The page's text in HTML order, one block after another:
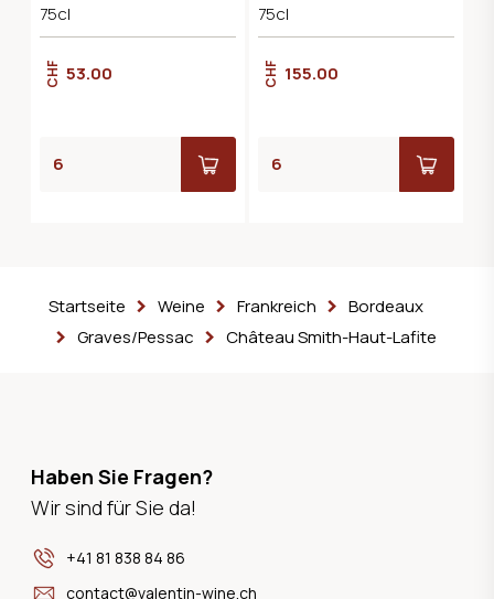
75cl
CHF 53.00
75cl
CHF 155.00
Startseite Weine Frankreich
Bordeaux
Graves/Pessac
Château Smith-Haut-Lafite
Haben Sie Fragen?
Wir sind für Sie da!
+41 81 838 84 86
contact@valentin-wine.ch